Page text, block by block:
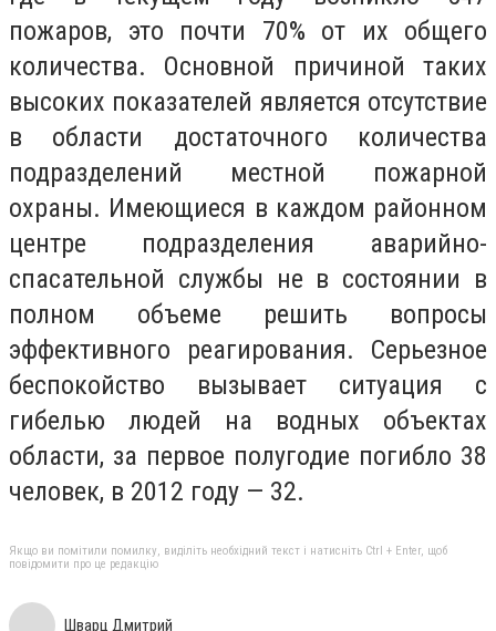
пожаров, это почти 70% от их общего
количества. Основной причиной таких
высоких показателей является отсутствие
в области достаточного количества
подразделений местной пожарной
охраны. Имеющиеся в каждом районном
центре подразделения аварийно-
спасательной службы не в состоянии в
полном объеме решить вопросы
эффективного реагирования. Серьезное
беспокойство вызывает ситуация с
гибелью людей на водных объектах
области, за первое полугодие погибло 38
человек, в 2012 году — 32.
Якщо ви помітили помилку, виділіть необхідний текст і натисніть Ctrl + Enter, щоб
повідомити про це редакцію
Шварц Дмитрий